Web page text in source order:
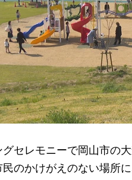
セレモニーで岡山市の
のかけがえのない場所